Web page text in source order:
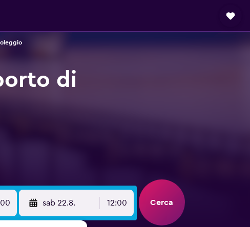
di
sab 22.8. 12:00 Cerca